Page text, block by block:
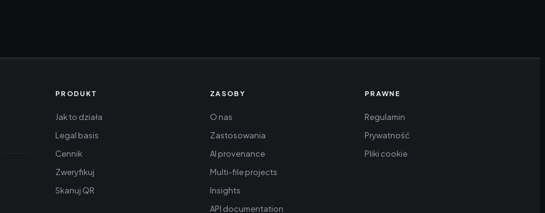
PRODUKT
Jak to działa
Legal basis
Cennik
Zweryfikuj
Skanuj QR
ZASOBY
O nas
Zastosowania
AI provenance
Multi-file projects
Insights
API documentation
PRAWNE
Regulamin
Prywatność
Pliki cookie